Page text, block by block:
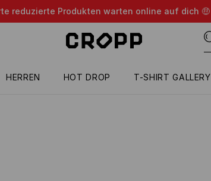
reduzierte Produkten warten online auf dich 🤑
HERREN HOT DROP T-SHIRT GALLERY